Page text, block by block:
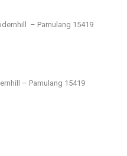
– Pamulang 15419
– Pamulang 15419